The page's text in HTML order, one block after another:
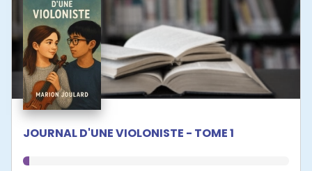
JOURNAL D'UNE VIOLONISTE - TOME 1